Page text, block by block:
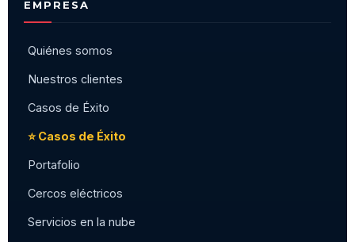
EMPRESA
Quiénes somos
Nuestros clientes
Casos de Éxito
⭐ Casos de Éxito
Portafolio
Cercos eléctricos
Servicios en la nube